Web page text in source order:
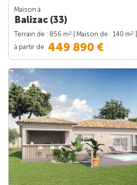
Maison à
Balizac (33)
Terrain de : 856 m2 | Maison de : 140 m2
à partir de 449 890 €